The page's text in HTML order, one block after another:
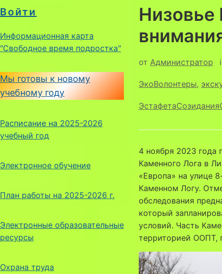
Войти
Информационная карта
"Свободное время подростка"
Мы готовы к новому
учебному году
Расписание на 2025-2026
учебный год
Электронное обучение
План работы на 2025-2026 г.
Электронные образовательные
ресурсы
Охрана труда
Низовье
от Администратор
ЭкоВолонтеры,
4 ноября 2023 года
Каменного Лога в
«Европа» на улице
Каменном Логу.
обследования
который
условий. Часть
территорией ООПТ,